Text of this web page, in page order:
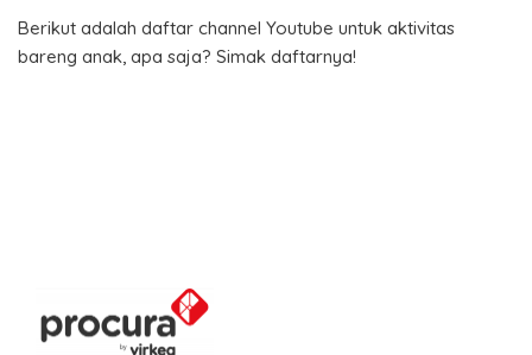
Berikut adalah daftar channel Youtube untuk aktivitas
bareng anak, apa saja? Simak daftarnya!